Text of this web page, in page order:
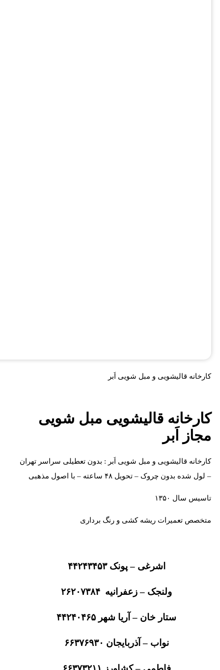
کارخانه قالیشویی و مبل شویی اَبر
کارخانه قالیشویی مبل شویی
مجاز اَبر
کارخانه قالیشویی و مبل شویی اَبر : بدون تعطیلی سراسر تهران
– لول شده بدون چروک – تحویل ۴۸ ساعته – با اصول مذهبی
تاسیس سال ۱۳۵۰
متخصص تعمیرات ریشه کشی و رنگ برداری
اشرغی – پونک ۴۴۲۴۳۴۵۳
ولنجک – زعفرانیه ۲۶۲۰۷۳۸۴
ستار خان – آریا شهر ۴۴۲۴۰۴۶۵
نواب – آذربایجان ۶۶۳۷۶۹۳۰